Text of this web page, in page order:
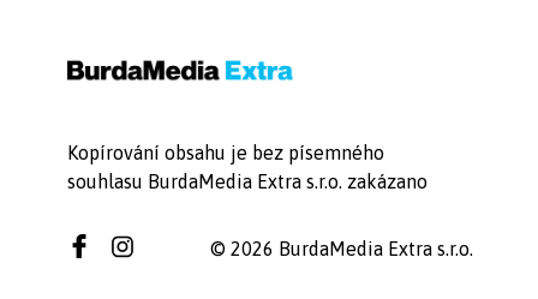
Kopírování obsahu je bez písemného
souhlasu BurdaMedia Extra s.r.o. zakázano
© 2026 BurdaMedia Extra s.r.o.